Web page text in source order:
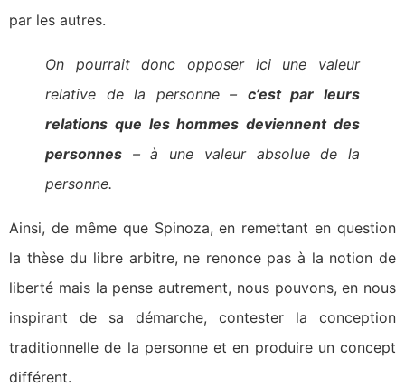
par les autres.
On pourrait donc opposer ici une valeur
relative de la personne – c’est par leurs
relations que les hommes deviennent des
personnes – à une valeur absolue de la
personne.
Ainsi, de même que Spinoza, en remettant en question
la thèse du libre arbitre, ne renonce pas à la notion de
liberté mais la pense autrement, nous pouvons, en nous
inspirant de sa démarche, contester la conception
traditionnelle de la personne et en produire un concept
différent.